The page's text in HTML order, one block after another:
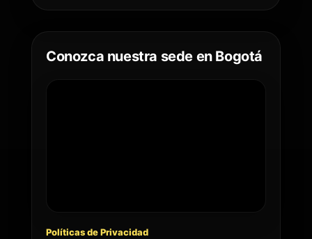
Conozca nuestra sede en Bogotá
Políticas de Privacidad